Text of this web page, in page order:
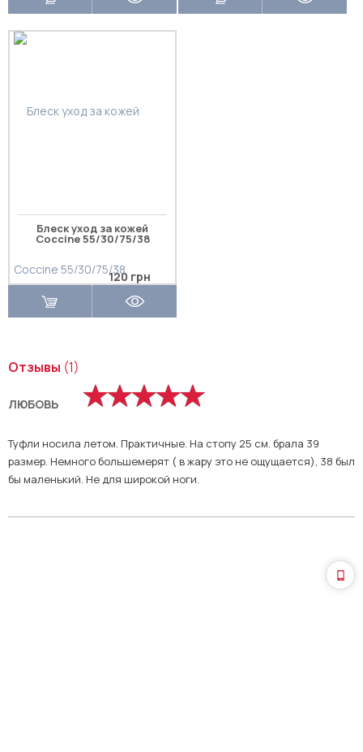
Блеск уход за кожей
Coccine 55/30/75/38
120 грн
Отзывы (1)
ЛЮБОВЬ
Туфли носила летом. Практичные. На стопу 25 см. брала 39
размер. Немного большемерят ( в жару это не ощущается), 38 был
бы маленький. Не для широкой ноги.